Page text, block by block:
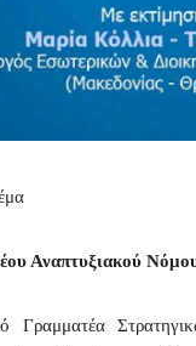
Αναπτυξιακού
Γραμματέα